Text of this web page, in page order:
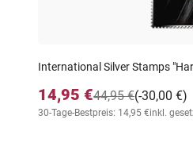
International Silver Stamps
14,95 € (-30,00 €)
44,95 €
30-Tage-Bestpreis: 14,95 €inkl.